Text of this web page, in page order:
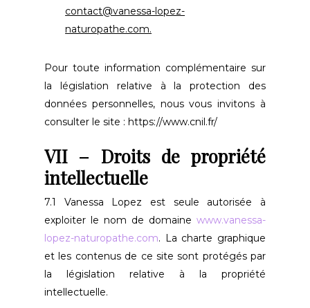
contact@vanessa-lopez-
naturopathe.com.
Pour toute information complémentaire sur
la législation relative à la protection des
données personnelles, nous vous invitons à
consulter le site : https://www.cnil.fr/
VII – Droits de propriété
intellectuelle
7.1 Vanessa Lopez est seule autorisée à
exploiter le nom de domaine www.vanessa-
lopez-naturopathe.com. La charte graphique
et les contenus de ce site sont protégés par
la législation relative à la propriété
intellectuelle.